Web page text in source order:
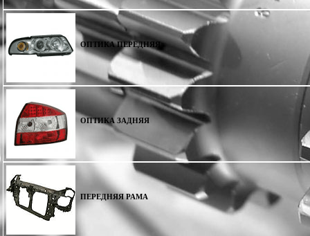
ОПТИКА ПЕРЕДНЯЯ
ОПТИКА ЗАДНЯЯ
ПЕРЕДНЯЯ РАМА